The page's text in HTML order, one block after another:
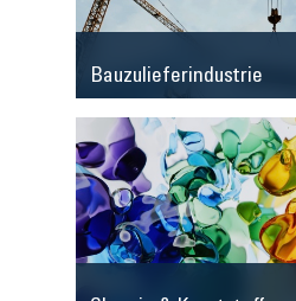
Bauzulieferindustrie